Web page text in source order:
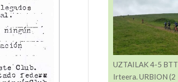
UZTAILAK 4-5 BTT
Irteera. URBION (2